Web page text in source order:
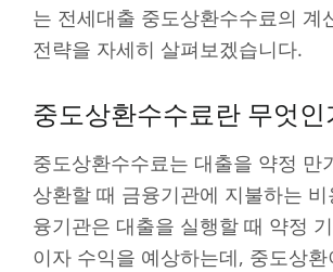
는 전세대출 중도상환수수료의 계
전략을 자세히 살펴보겠습니다.
중도상환수수료란 무엇인
중도상환수수료는 대출을 약정 만
상환할 때 금융기관에 지불하는
융기관은 대출을 실행할 때 약정
이자 수익을 예상하는데, 중도상환